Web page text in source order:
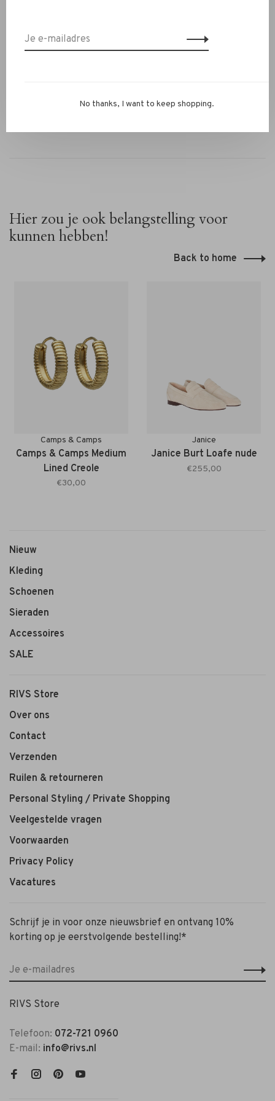
✔ Comfortabel én elegant
onze winkel in Alkmaar, Ritsevoort 21!
Hier zou je ook belangstelling voor
kunnen hebben!
Back to home
Camps & Camps
Camps & Camps Medium
Lined Creole
€30,00
Janice
Janice Burt Loafe nude
€255,00
Nieuw
Kleding
Schoenen
Sieraden
Accessoires
SALE
RIVS Store
Over ons
Contact
Verzenden
Ruilen & retourneren
Personal Styling / Private Shopping
Veelgestelde vragen
Voorwaarden
Privacy Policy
Vacatures
Schrijf je in voor onze nieuwsbrief en ontvang 10%
korting op je eerstvolgende bestelling!*
RIVS Store
Telefoon: 072-721 0960
E-mail: info@rivs.nl
No thanks, I want to keep shopping.